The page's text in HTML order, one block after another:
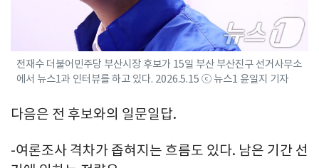
전재수 더불어민주당 부산시장 후보가 15일 부산 부산진구 선거사무소
에서 뉴스1과 인터뷰를 하고 있다. 2026.5.15 ⓒ 뉴스1 윤일지 기자
다음은 전 후보와의 일문일답.
-여론조사 격차가 좁혀지는 흐름도 있다. 남은 기간 선